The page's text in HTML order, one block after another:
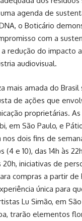
agenda de
o Boticário
com a
redução do impacto
audiovisual.
mais amada do Brasil
de ações que
proprietárias.
em São Paulo, e
nos dois fins de
(4 e 10), das 14h às
20h, iniciativas de
compras a partir de
única para
Lu Simão, em
trarão elementos